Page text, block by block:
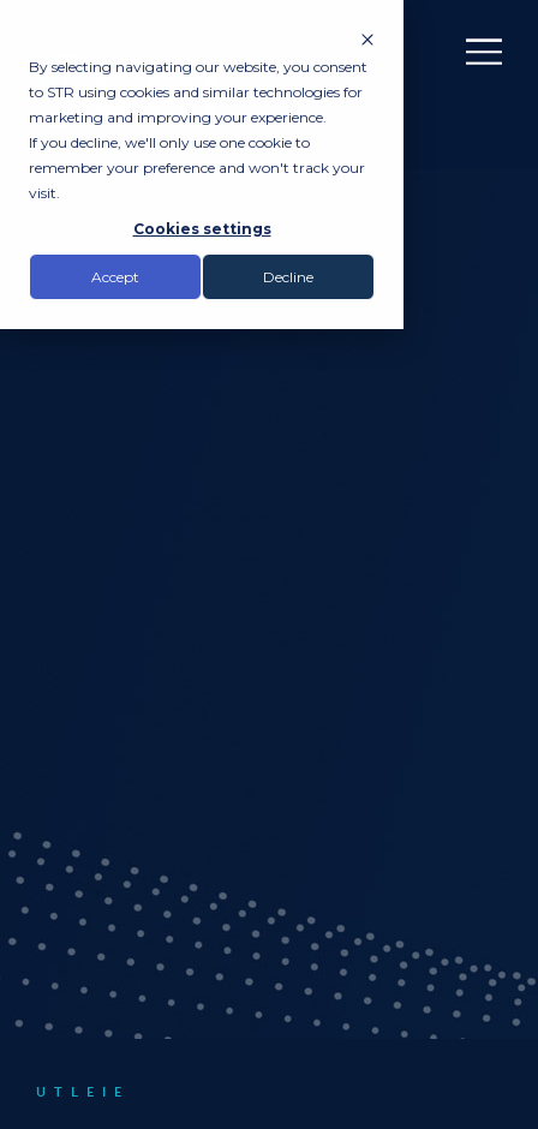
By selecting navigating our website, you consent
to STR using cookies and similar technologies for
marketing and improving your experience.
If you decline, we'll only use one cookie to
remember your preference and won't track your
visit.
Cookies settings
Accept Decline
UTLEIE